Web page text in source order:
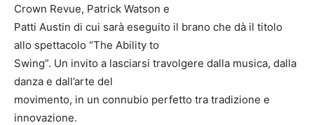
Crown Revue, Patrick Watson e
Patti Austin di cui sarà eseguito il brano che dà il titolo
allo spettacolo “The Ability to
Swing”. Un invito a lasciarsi travolgere dalla musica, dalla
danza e dall’arte del
movimento, in un connubio perfetto tra tradizione e
innovazione.